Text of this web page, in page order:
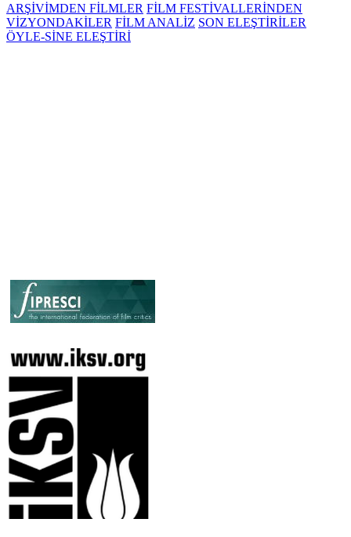
ARŞİVİMDEN FİLMLER FİLM FESTİVALLERİNDEN
VİZYONDAKİLER FİLM ANALİZ SON ELEŞTİRİLER
ÖYLE-SİNE ELEŞTİRİ